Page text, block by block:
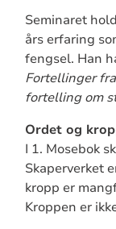
Seminaret
års erfaring
fengsel. Han
Fortellinger
fortelling om
Ordet og
I 1. Mosebok
Skaperverket
kropp er
Kroppen er